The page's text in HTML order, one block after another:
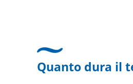
Quanto dura il